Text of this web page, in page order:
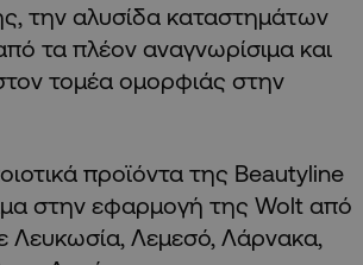
την αλυσίδα καταστημάτων
τα πλέον αναγνωρίσιμα και
τομέα ομορφιάς στην
προϊόντα της Beautyline
στην εφαρμογή της Wolt από
Λευκωσία, Λεμεσό, Λάρνακα,